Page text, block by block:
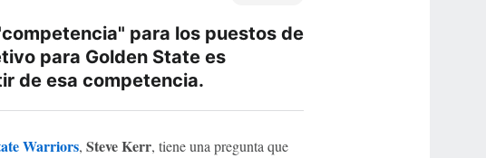
para los puestos de
para Golden State es
de esa competencia.
Warriors, Steve Kerr, tiene una pregunta que